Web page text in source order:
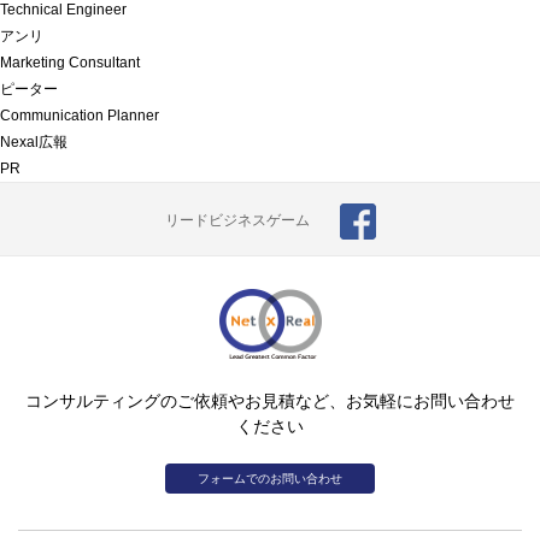
Technical Engineer
アンリ
Marketing Consultant
ピーター
Communication Planner
Nexal広報
PR
リードビジネスゲーム
コンサルティングのご依頼やお見積など、お気軽にお問い合わせ
ください
フォームでのお問い合わせ